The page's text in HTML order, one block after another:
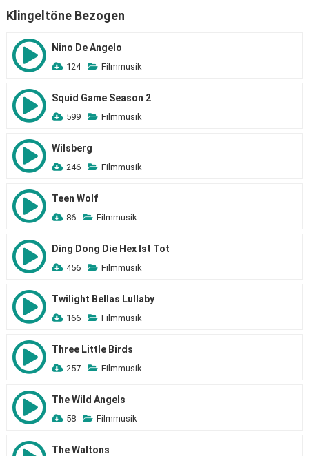
Klingeltöne Bezogen
Nino De Angelo
124 Filmmusik
Squid Game Season 2
599 Filmmusik
Wilsberg
246 Filmmusik
Teen Wolf
86 Filmmusik
Ding Dong Die Hex Ist Tot
456 Filmmusik
Twilight Bellas Lullaby
166 Filmmusik
Three Little Birds
257 Filmmusik
The Wild Angels
58 Filmmusik
The Waltons